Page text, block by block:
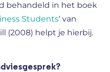
behandeld in het boek
Students‘ van
(2008) helpt je hierbij.